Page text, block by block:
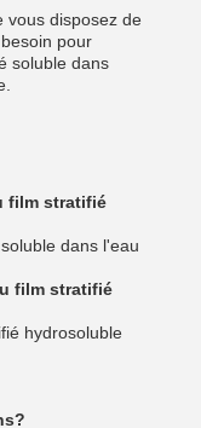
vous disposez de
pour
soluble dans
film stratifié
dans l'eau
film stratifié
hydrosoluble